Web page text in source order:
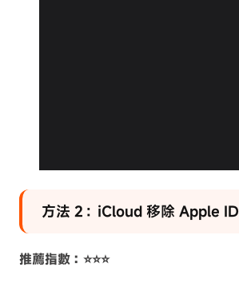
方法 2：iCloud 移除 Apple ID
推薦指數：⭐⭐⭐